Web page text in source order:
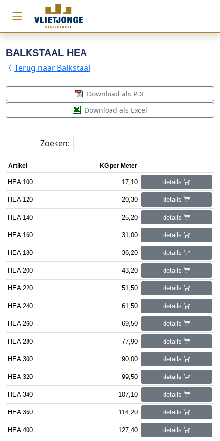
BALKSTAAL HEA
Terug naar Balkstaal
Download als PDF
Download als Excel
Zoeken:
Artikel KG per Meter
HEA 100 17,10 details
HEA 120 20,30 details
HEA 140 25,20 details
HEA 160 31,00 details
HEA 180 36,20 details
HEA 200 43,20 details
HEA 220 51,50 details
HEA 240 61,50 details
HEA 260 69,50 details
HEA 280 77,90 details
HEA 300 90,00 details
HEA 320 99,50 details
HEA 340 107,10 details
HEA 360 114,20 details
HEA 400 127,40 details